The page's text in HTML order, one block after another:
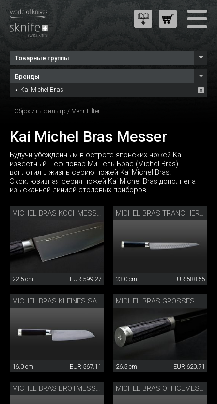
Товарные группы
Бренды
Kai Michel Bras
Сбросить фильтр / Mehr Filter
Kai Michel Bras Messer
Будучи убежденным в остроте японских ножей Kai
известный шеф-повар Мишель Брас (Michel Bras)
воплотил в жизнь серию ножей Kai Michel Bras.
Эксклюзивная серия ножей Kai Michel Bras дополнена
изысканной линией столовых приборов.
MICHEL BRAS KOCHMESSER
22.5 cm EUR 599.27
MICHEL BRAS TRANCHIERMESSER
23.0 cm EUR 588.55
16.0 cm EUR 567.11 26.5 cm EUR 620.71
MICHEL BRAS BROTMESSER MICHEL BRAS OFFICEMESSER